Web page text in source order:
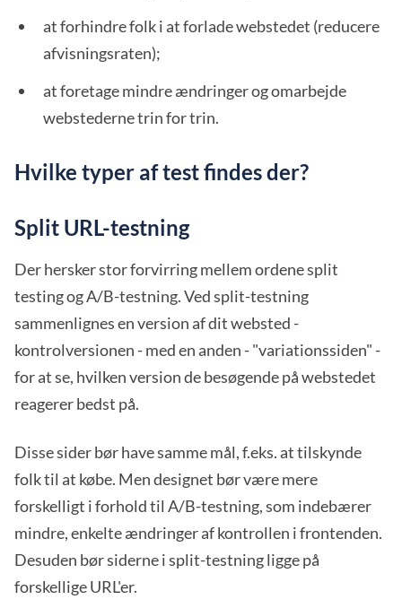
at forhindre folk i at forlade webstedet (reducere
afvisningsraten);
at foretage mindre ændringer og omarbejde
webstederne trin for trin.
Hvilke typer af test findes der?
Split URL-testning
Der hersker stor forvirring mellem ordene split
testing og A/B-testning. Ved split-testning
sammenlignes en version af dit websted -
kontrolversionen - med en anden - "variationssiden" -
for at se, hvilken version de besøgende på webstedet
reagerer bedst på.
Disse sider bør have samme mål, f.eks. at tilskynde
folk til at købe. Men designet bør være mere
forskelligt i forhold til A/B-testning, som indebærer
mindre, enkelte ændringer af kontrollen i frontenden.
Desuden bør siderne i split-testning ligge på
forskellige URL'er.